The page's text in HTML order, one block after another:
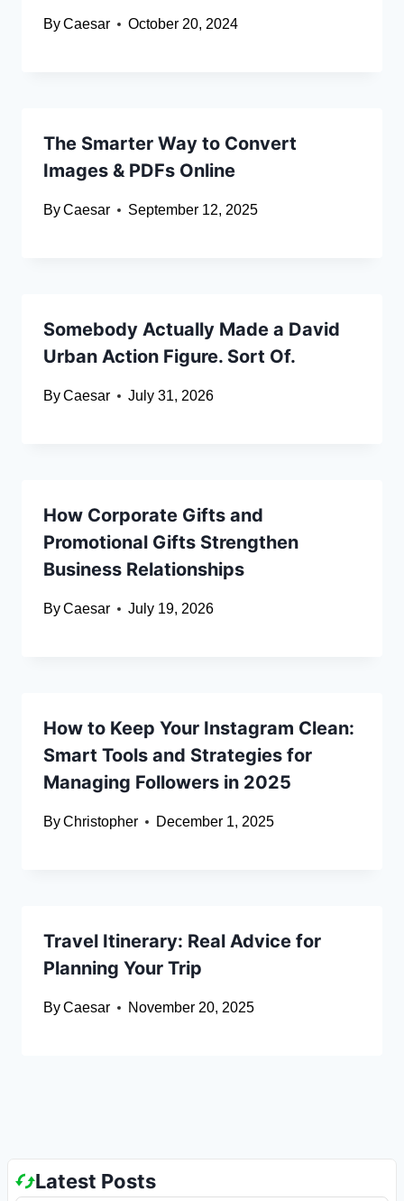
ByCaesar October 20, 2024
The Smarter Way to Convert
Images & PDFs Online
ByCaesar September 12, 2025
Somebody Actually Made a David
Urban Action Figure. Sort Of.
ByCaesar July 31, 2026
How Corporate Gifts and
Promotional Gifts Strengthen
Business Relationships
ByCaesar July 19, 2026
How to Keep Your Instagram Clean:
Smart Tools and Strategies for
Managing Followers in 2025
ByChristopher December 1, 2025
Travel Itinerary: Real Advice for
Planning Your Trip
ByCaesar November 20, 2025
Latest Posts